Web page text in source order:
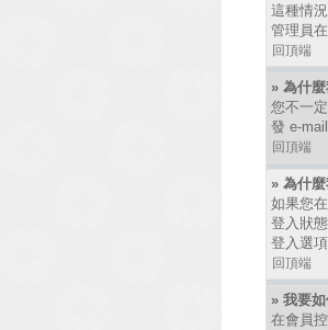
這種情
管理員
回頂端
» 為什麼
您不一
發 e-
回頂端
» 為什
如果您
登入狀
登入選
回頂端
» 我要
在會員